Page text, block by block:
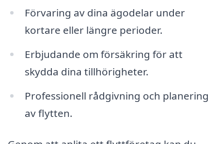
Förvaring av dina ägodelar under
kortare eller längre perioder.
Erbjudande om försäkring för att
skydda dina tillhörigheter.
Professionell rådgivning och planering
av flytten.